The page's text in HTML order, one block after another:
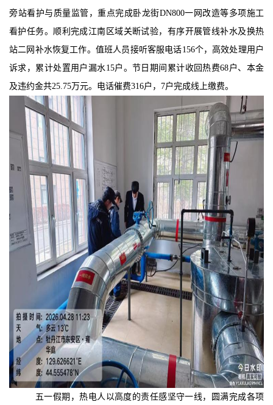
旁站看护与质量监管，重点完成卧龙街DN800一网改造等多项施工
看护任务。顺利完成江南区域关断试验，有序开展管线补水及换热
站二网补水恢复工作。值班人员接听客服电话156个，高效处理用户
诉求，累计处置用户漏水15户。节日期间累计收回热费68户、本金
及违约金共25.75万元。电话催费316户，7户完成线上缴费。
五一假期，热电人以高度的责任感坚守一线，圆满完成各项